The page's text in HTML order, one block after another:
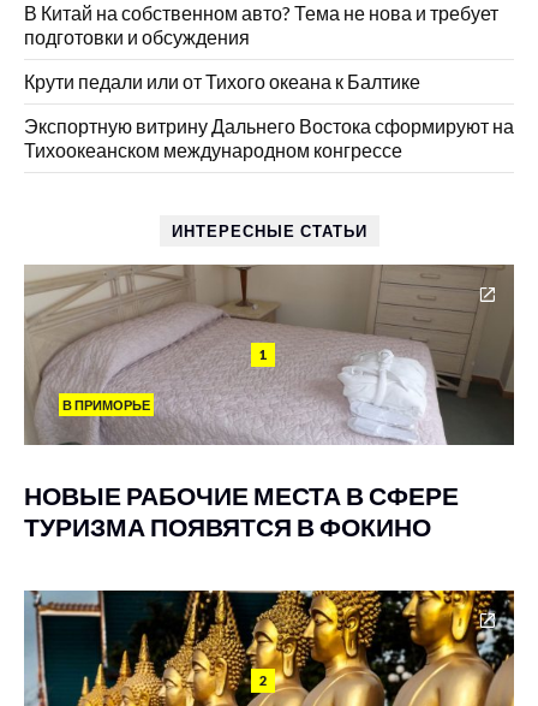
В Китай на собственном авто? Тема не нова и требует
подготовки и обсуждения
Крути педали или от Тихого океана к Балтике
Экспортную витрину Дальнего Востока сформируют на
Тихоокеанском международном конгрессе
ИНТЕРЕСНЫЕ СТАТЬИ
1
В ПРИМОРЬЕ
НОВЫЕ РАБОЧИЕ МЕСТА В СФЕРЕ
ТУРИЗМА ПОЯВЯТСЯ В ФОКИНО
2